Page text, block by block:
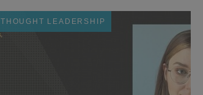
THOUGHT LEADERSHIP